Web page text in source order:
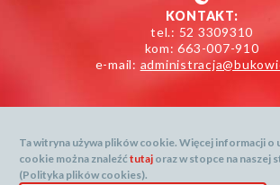
KONTAKT:
tel.: 52 3309310
kom: 663-007-910
e-mail:
Mapa serwisu
Dane prognozy dostarcza:
Ta witryna używa plików cookie. Więcej informacji o
cookie można znaleźćtutaj oraz w stopce na
(Polityka plików cookies).